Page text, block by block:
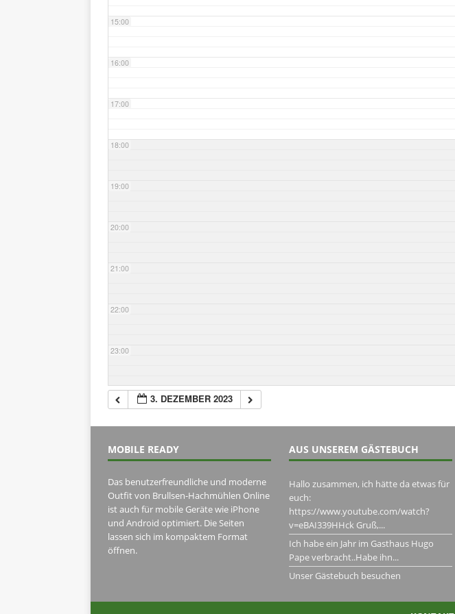
15:00
16:00
17:00
18:00
19:00
20:00
21:00
22:00
23:00
3. DEZEMBER 2023
MOBILE READY
Das benutzerfreundliche und moderne
Outfit von Brullsen-Hachmühlen Online
ist auch für mobile Geräte wie iPhone
und Android optimiert. Die Seiten
lassen sich im kompaktem Format
öffnen.
AUS UNSEREM GÄSTEBUCH
Hallo zusammen, ich hätte da etwas für
euch:
https://www.youtube.com/watch?
v=eBAI339HHck Gruß,...
Ich habe ein Jahr im Gasthaus Hugo
Pape verbracht..Habe ihn...
Unser Gästebuch besuchen